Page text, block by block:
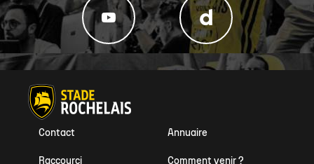
Annuaire
Contact
Comment venir ?
Raccourci